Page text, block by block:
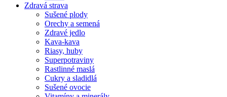
Zdravá strava
Sušené plody
Orechy a semená
Zdravé jedlo
Kava-kava
Riasy, huby
Superpotraviny
Rastlinné maslá
Cukry a sladidlá
Sušené ovocie